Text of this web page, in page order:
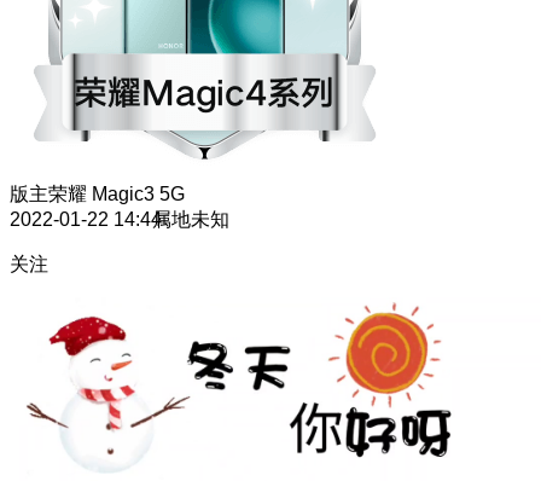
版主荣耀 Magic3 5G
2022-01-22 14:44属地未知
关注